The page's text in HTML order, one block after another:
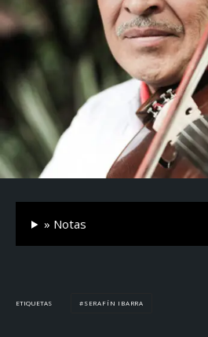
» Notas
ETIQUETAS SERAFÍN IBARRA